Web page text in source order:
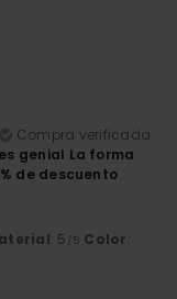
Compra verificada
genial La forma
de descuento
: 5 /5 Color: